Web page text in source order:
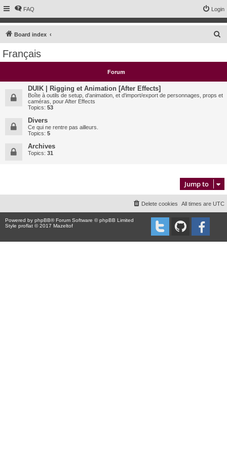
FAQ Login
Board index
c
h
Français
Forum
DUIK | Rigging et Animation [After Effects]
Boîte à outils de setup, d'animation, et d'import/export de personnages, props et
caméras, pour After Effects
Topics: 53
Divers
Ce qui ne rentre pas ailleurs.
Topics: 5
Archives
Topics: 31
Jump to
All times are UTC
Delete cookies
Powered by phpBB® Forum Software © phpBB Limited
Style proflat © 2017 Mazeltof